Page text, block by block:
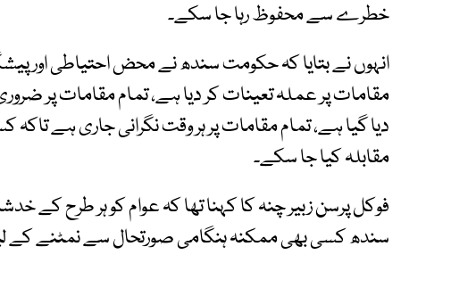
خطرے سے محفوظ رہا جا سکے۔
انہوں نے بتایا کہ حکومت سندھ نے محض احتیاطی
مقامات پر عملہ تعینات کر دیا ہے، تمام مقامات پر
دیا گیا ہے، تمام مقامات پر ہر وقت نگرانی جاری ہے
مقابلہ کیا جا سکے۔
فوکل پرسن زبیر چنہ کا کہنا تھا کہ عوام کو ہر طرح
سندھ کسی بھی ممکنہ ہنگامی صورتحال سے نمٹنے کے